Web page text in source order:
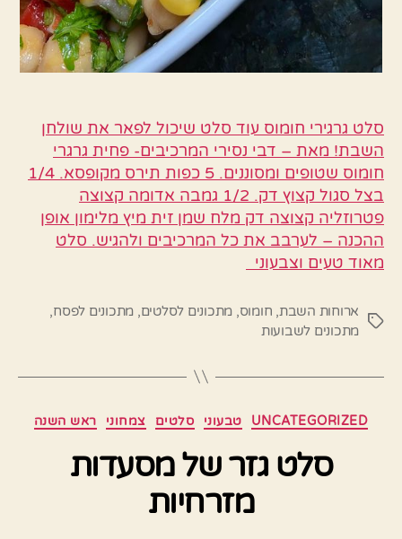
סלט גרגירי חומוס עוד סלט שיכול לפאר את שולחן
השבת! מאת – דבי נסירי המרכיבים- פחית גרגרי
חומוס שטופים ומסוננים. 5 כפות תירס מקופסא. 1/4
בצל סגול קצוץ דק. 1/2 גמבה אדומה קצוצה
פטרוזליה קצוצה דק מלח שמן זית מיץ מלימון אופן
ההכנה – לערבב את כל המרכיבים ולהגיש. סלט
מאוד טעים וצבעוני
תגיות
ארוחות השבת, חומוס, מתכונים לסלטים, מתכונים לפסח,
מתכונים לשבועות
קטגוריות UNCATEGORIZED טבעוני סלטים צמחוני ראש השנה
סלט גזר של מסעדות
מזרחיות